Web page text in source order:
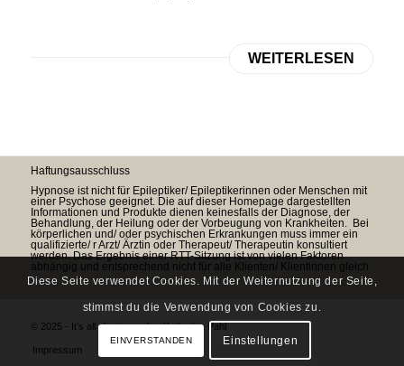
WEITERLESEN
Haftungsausschluss
Hypnose ist nicht für Epileptiker/ Epileptikerinnen oder Menschen mit
einer Psychose geeignet. Die auf dieser Homepage dargestellten
Informationen und Produkte dienen keinesfalls der Diagnose, der
Behandlung, der Heilung oder der Vorbeugung von Krankheiten. Bei
körperlichen und/ oder psychischen Erkrankungen muss immer ein
qualifizierte/ r Arzt/ Ärztin oder Therapeut/ Therapeutin konsultiert
werden. Das Ergebnis einer RTT-Sitzung ist von vielen Faktoren
abhängig und entsprechend nicht für alle Klienten/ Klientinnen gleich.
© 2025 - It’s all about people - Katharina Pahl
Impressum
Diese Seite verwendet Cookies. Mit der Weiternutzung der Seite,
stimmst du die Verwendung von Cookies zu.
EINVERSTANDEN Einstellungen